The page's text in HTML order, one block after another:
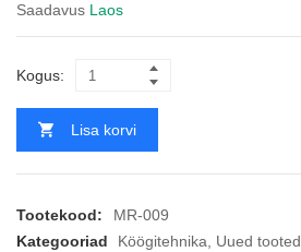
Saadavus Laos
Kogus:
Lisa korvi
Tootekood:
MR-009
Kategooriad
Köögitehnika Uued tooted